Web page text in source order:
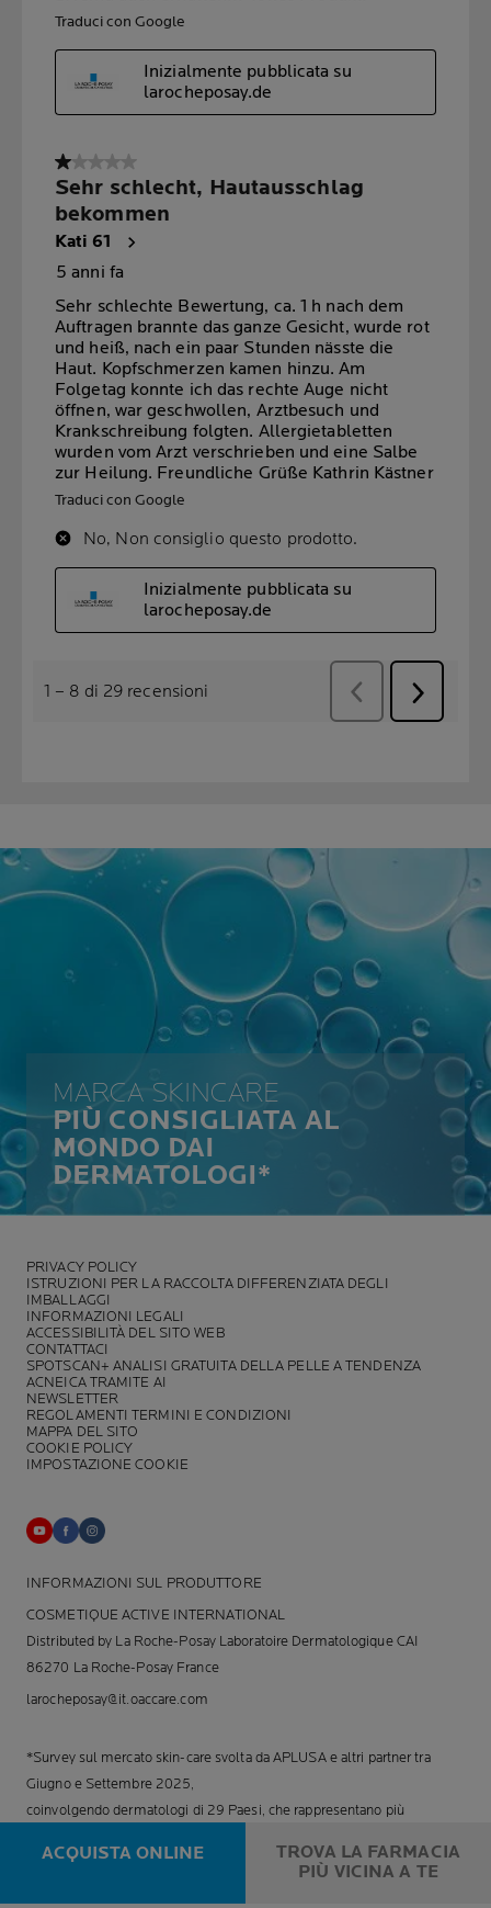
ACQUISTA ONLINE
TROVA LA FARMACIA
PIÙ VICINA A TE
MARCA SKINCARE
PIÙ CONSIGLIATA AL
MONDO DAI
DERMATOLOGI*
PRIVACY POLICY
ISTRUZIONI PER LA RACCOLTA DIFFERENZIATA DEGLI
IMBALLAGGI
INFORMAZIONI LEGALI
ACCESSIBILITÀ DEL SITO WEB
CONTATTACI
SPOTSCAN+ ANALISI GRATUITA DELLA PELLE A TENDENZA
ACNEICA TRAMITE AI
NEWSLETTER
REGOLAMENTI TERMINI E CONDIZIONI
MAPPA DEL SITO
COOKIE POLICY
IMPOSTAZIONE COOKIE
INFORMAZIONI SUL PRODUTTORE
COSMETIQUE ACTIVE INTERNATIONAL
Distributed by La Roche-Posay Laboratoire Dermatologique CAI
86270 La Roche-Posay France
larocheposay@it.oaccare.com
*Survey sul mercato skin-care svolta da APLUSA e altri partner tra
Giugno e Settembre 2025,
coinvolgendo dermatologi di 29 Paesi, che rappresentano più